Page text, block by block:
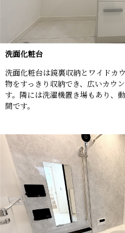
洗面化粧台
洗面化粧台は鏡裏収納とワイドカ
物をすっきり収納でき、広いカウ
す。隣には洗濯機置き場もあり、
間です。